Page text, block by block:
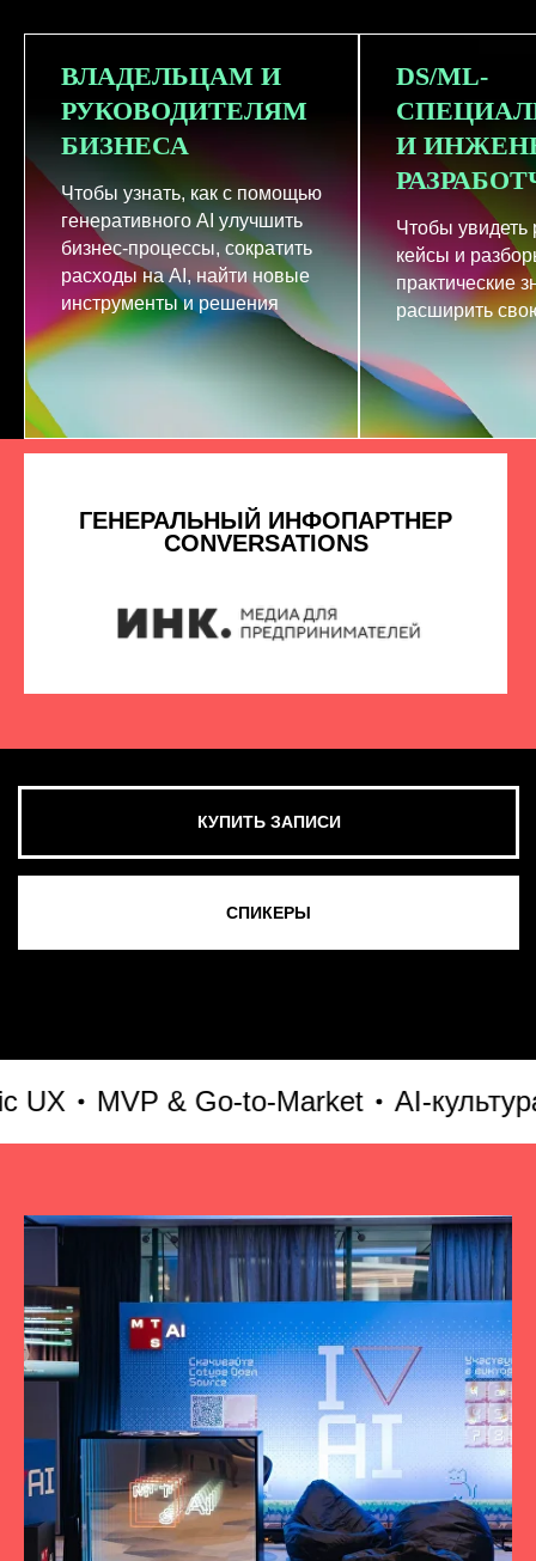
ВЛАДЕЛЬЦАМ И
РУКОВОДИТЕЛЯМ
БИЗНЕСА
Чтобы узнать, как с помощью
генеративного AI улучшить
бизнес-процессы, сократить
расходы на AI, найти новые
инструменты и решения
DS/ML-
И
Чтобы увидеть
кейсы и
практические
расширить
MVP & Go-to-Market AI-культура
СМОТРЕТЬ ВСЕ ФОТО